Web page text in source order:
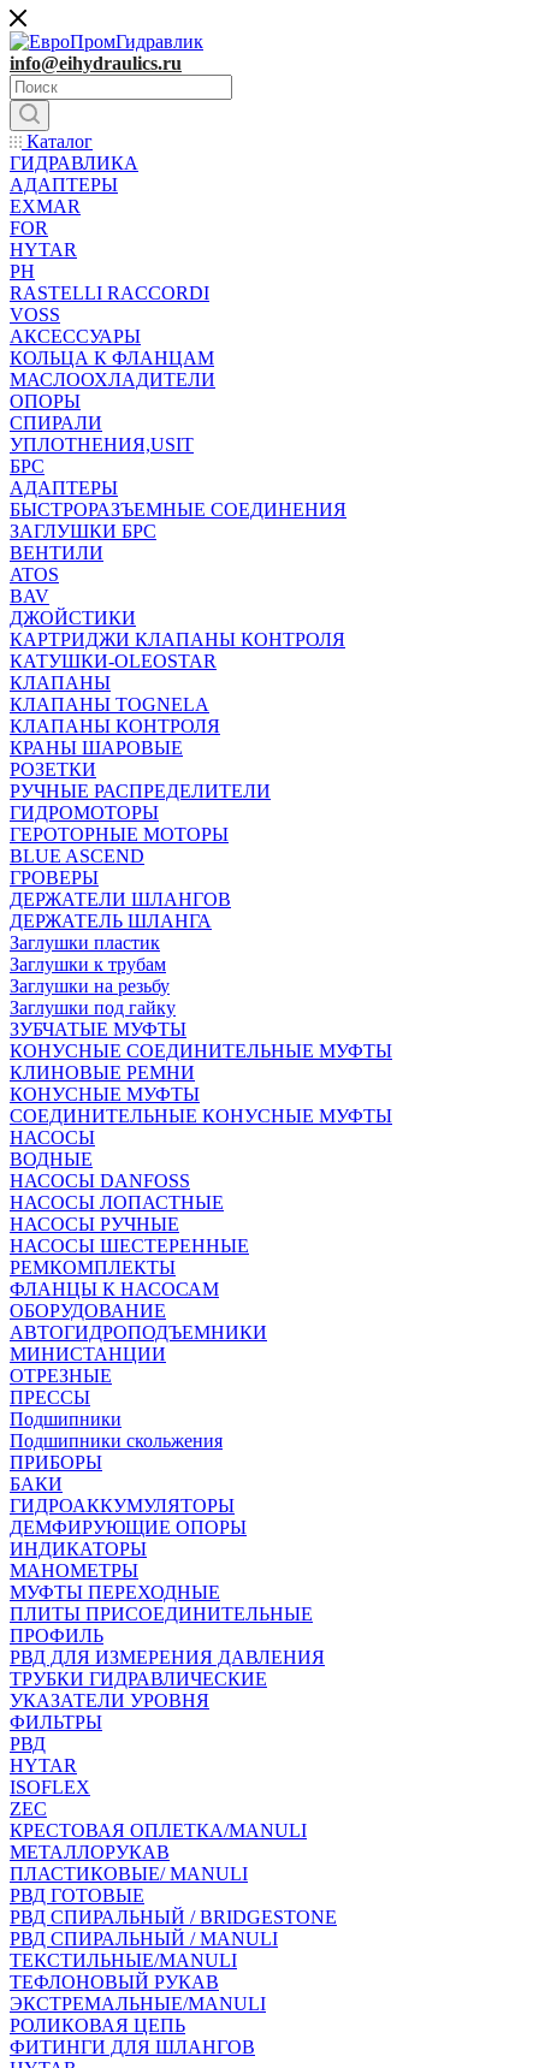
info@eihydraulics.ru
Каталог
ГИДРАВЛИКА
АДАПТЕРЫ
EXMAR
FOR
HYTAR
PH
RASTELLI RACCORDI
VOSS
АКСЕССУАРЫ
КОЛЬЦА К ФЛАНЦАМ
МАСЛООХЛАДИТЕЛИ
ОПОРЫ
СПИРАЛИ
УПЛОТНЕНИЯ,USIT
БРС
АДАПТЕРЫ
БЫСТРОРАЗЪЕМНЫЕ СОЕДИНЕНИЯ
ЗАГЛУШКИ БРС
ВЕНТИЛИ
ATOS
BAV
ДЖОЙСТИКИ
КАРТРИДЖИ КЛАПАНЫ КОНТРОЛЯ
КАТУШКИ-OLEOSTAR
КЛАПАНЫ
КЛАПАНЫ TOGNELA
КЛАПАНЫ КОНТРОЛЯ
КРАНЫ ШАРОВЫЕ
РОЗЕТКИ
РУЧНЫЕ РАСПРЕДЕЛИТЕЛИ
ГИДРОМОТОРЫ
ГЕРОТОРНЫЕ МОТОРЫ
BLUE ASCEND
ГРОВЕРЫ
ДЕРЖАТЕЛИ ШЛАНГОВ
ДЕРЖАТЕЛЬ ШЛАНГА
Заглушки пластик
Заглушки к трубам
Заглушки на резьбу
Заглушки под гайку
ЗУБЧАТЫЕ МУФТЫ
КОНУСНЫЕ СОЕДИНИТЕЛЬНЫЕ МУФТЫ
КЛИНОВЫЕ РЕМНИ
КОНУСНЫЕ МУФТЫ
СОЕДИНИТЕЛЬНЫЕ КОНУСНЫЕ МУФТЫ
НАСОСЫ
ВОДНЫЕ
НАСОСЫ DANFOSS
НАСОСЫ ЛОПАСТНЫЕ
НАСОСЫ РУЧНЫЕ
НАСОСЫ ШЕСТЕРЕННЫЕ
РЕМКОМПЛЕКТЫ
ФЛАНЦЫ К НАСОСАМ
ОБОРУДОВАНИЕ
АВТОГИДРОПОДЪЕМНИКИ
МИНИСТАНЦИИ
ОТРЕЗНЫЕ
ПРЕССЫ
Подшипники
Подшипники скольжения
ПРИБОРЫ
БАКИ
ГИДРОАККУМУЛЯТОРЫ
ДЕМФИРУЮЩИЕ ОПОРЫ
ИНДИКАТОРЫ
МАНОМЕТРЫ
МУФТЫ ПЕРЕХОДНЫЕ
ПЛИТЫ ПРИСОЕДИНИТЕЛЬНЫЕ
ПРОФИЛЬ
РВД ДЛЯ ИЗМЕРЕНИЯ ДАВЛЕНИЯ
ТРУБКИ ГИДРАВЛИЧЕСКИЕ
УКАЗАТЕЛИ УРОВНЯ
ФИЛЬТРЫ
РВД
HYTAR
ISOFLEX
ZEC
КРЕСТОВАЯ ОПЛЕТКА/MANULI
МЕТАЛЛОРУКАВ
ПЛАСТИКОВЫЕ/ MANULI
РВД ГОТОВЫЕ
РВД СПИРАЛЬНЫЙ / BRIDGESTONE
РВД СПИРАЛЬНЫЙ / MANULI
ТЕКСТИЛЬНЫЕ/MANULI
ТЕФЛОНОВЫЙ РУКАВ
ЭКСТРЕМАЛЬНЫЕ/MANULI
РОЛИКОВАЯ ЦЕПЬ
ФИТИНГИ ДЛЯ ШЛАНГОВ